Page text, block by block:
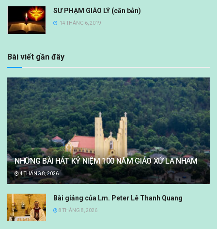
SƯ PHẠM GIÁO LÝ (căn bản)
14 THÁNG 6, 2019
Bài viết gần đây
NHỮNG BÀI HÁT KỶ NIỆM 100 NĂM GIÁO XỨ LA NHAM
4 THÁNG 8, 2026
Bài giảng của Lm. Peter Lê Thanh Quang
8 THÁNG 8, 2026